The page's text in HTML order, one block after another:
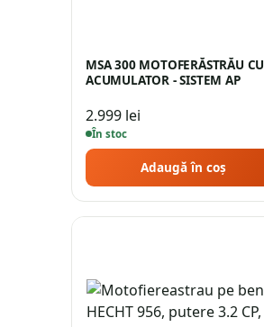
MSA 300 MOTOFERĂSTRĂU CU
ACUMULATOR - SISTEM AP
2.999 lei
În stoc
Adaugă în coș